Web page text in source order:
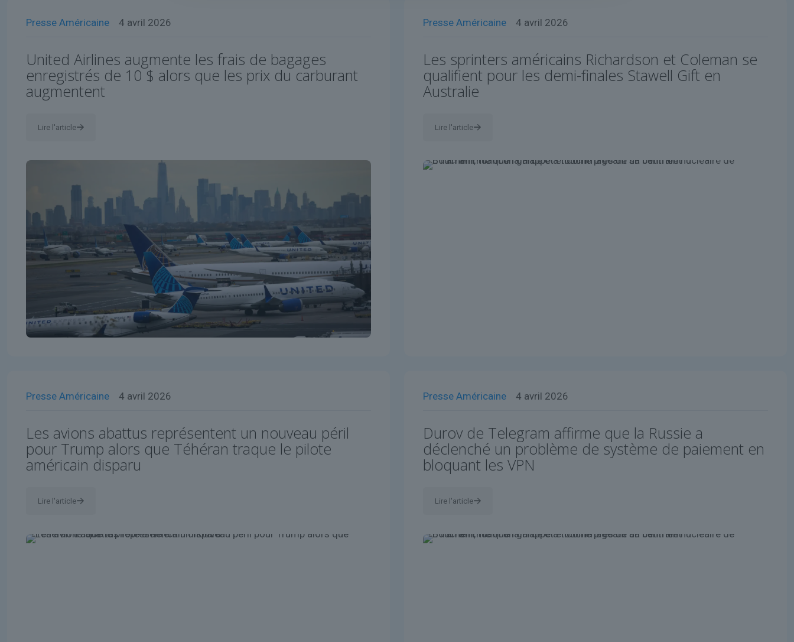
Presse Américaine 4 avril 2026
United Airlines augmente les frais de bagages
enregistrés de 10 $ alors que les prix du carburant
augmentent
Lire l'article
Presse Américaine 4 avril 2026
Les sprinters américains Richardson et Coleman se
qualifient pour les demi-finales Stawell Gift en
Australie
Lire l'article
Presse Américaine 4 avril 2026
Les avions abattus représentent un nouveau péril
pour Trump alors que Téhéran traque le pilote
américain disparu
Lire l'article
Presse Américaine 4 avril 2026
Durov de Telegram affirme que la Russie a
déclenché un problème de système de paiement en
bloquant les VPN
Lire l'article